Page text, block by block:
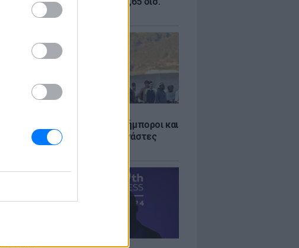
Θέουτα: «Οι κάτοικοι είναι ανήμποροι και
γεμάτοι αγωνία» - 5.000 μετανάστες
παραμένουν στην περιοχή